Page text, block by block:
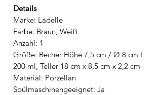
Details
Marke: Ladelle
Farbe: Braun, Weiß
Anzahl: 1
Größe: Becher Höhe 7,5 cm / Ø 8 cm I
200 ml, Teller 18 cm x 8,5 cm x 2,2 cm
Material: Porzellan
Spülmaschinengeeignet: Ja